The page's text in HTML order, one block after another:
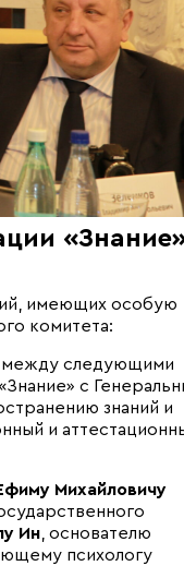
имеющих особую
комитета:
между следующими
с
знаний и
и
Михайловичу
Ин , основателю
психологу